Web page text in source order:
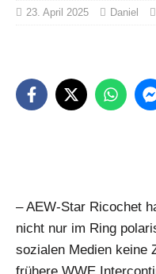
23. April 2025 Daniel
– AEW-Star Ricochet
nicht nur im Ring
sozialen Medien keine